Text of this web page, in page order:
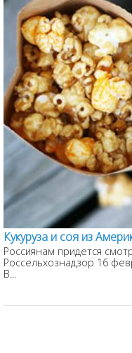
Кукуруза и соя из
Россиянам придется
Россельхознадзор 16
В...